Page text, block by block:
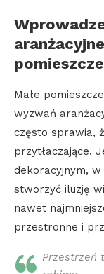
Małe
wyzwań
często sprawia,
przytłaczające.
dekoracyjnym,
stworzyć iluzję
nawet
przestronne i
Przestrzeń